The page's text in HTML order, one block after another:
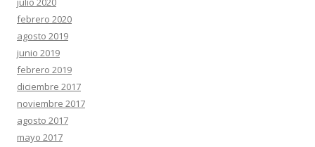
febrero 2020
agosto 2019
junio 2019
febrero 2019
diciembre 2017
noviembre 2017
agosto 2017
mayo 2017